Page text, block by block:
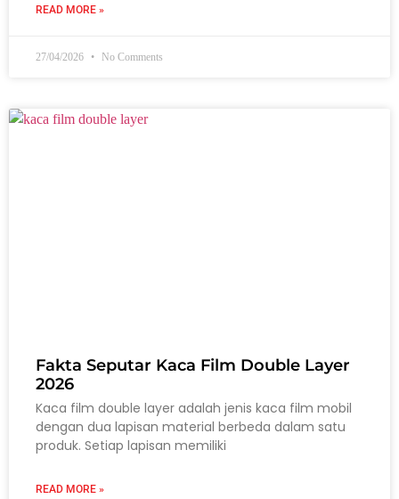
READ MORE »
27/04/2026 No Comments
Fakta Seputar Kaca Film Double Layer
2026
Kaca film double layer adalah jenis kaca film mobil
dengan dua lapisan material berbeda dalam satu
produk. Setiap lapisan memiliki
READ MORE »